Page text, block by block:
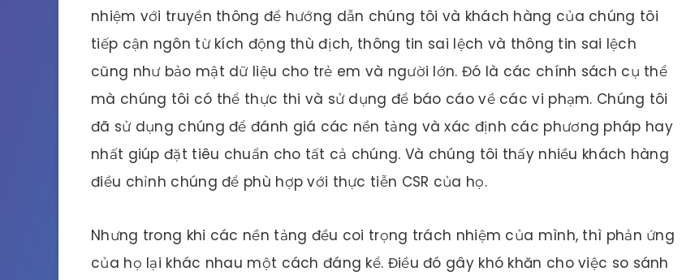
nhiệm với truyền thông để hướng dẫn chúng tôi và khách hàng của chúng tôi
tiếp cận ngôn từ kích động thù địch, thông tin sai lệch và thông tin sai lệch
cũng như bảo mật dữ liệu cho trẻ em và người lớn. Đó là các chính sách cụ thể
mà chúng tôi có thể thực thi và sử dụng để báo cáo về các vi phạm. Chúng tôi
đã sử dụng chúng để đánh giá các nền tảng và xác định các phương pháp hay
nhất giúp đặt tiêu chuẩn cho tất cả chúng. Và chúng tôi thấy nhiều khách hàng
điều chỉnh chúng để phù hợp với thực tiễn CSR của họ.
Nhưng trong khi các nền tảng đều coi trọng trách nhiệm của mình, thì phản ứng
của họ lại khác nhau một cách đáng kể. Điều đó gây khó khăn cho việc so sánh